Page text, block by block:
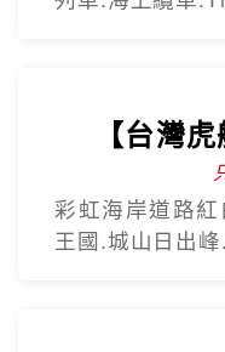
【台灣
彩虹海岸道路
王國.城山日出